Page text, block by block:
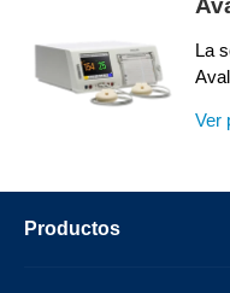
La
de
Ver
Productos